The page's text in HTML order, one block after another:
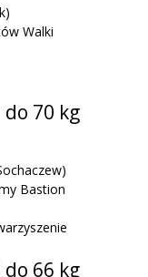
Walki
70 kg
Bastion
66 kg